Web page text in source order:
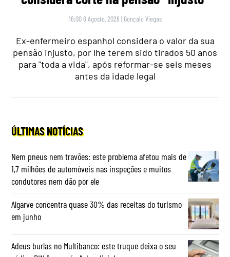
16:00 6 Agosto, 2026 | Gonçalo Viegas
Ex-enfermeiro espanhol considera o valor da sua
pensão injusto, por lhe terem sido tirados 50 anos
para "toda a vida", após reformar-se seis meses
antes da idade legal
ÚLTIMAS NOTÍCIAS
Nem pneus nem travões: este problema afetou mais de
1,7 milhões de automóveis nas inspeções e muitos
condutores nem dão por ele
Algarve concentra quase 30% das receitas do turismo
em junho
Adeus burlas no Multibanco: este truque deixa o seu